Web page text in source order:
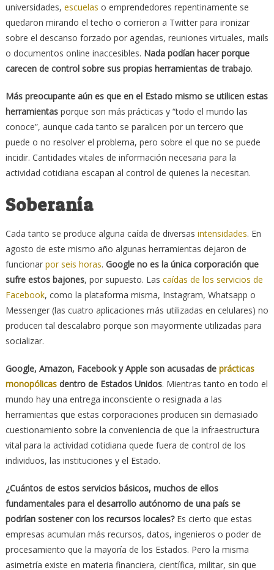
universidades, escuelas o emprendedores repentinamente se
quedaron mirando el techo o corrieron a Twitter para ironizar
sobre el descanso forzado por agendas, reuniones virtuales, mails
o documentos online inaccesibles. Nada podían hacer porque
carecen de control sobre sus propias herramientas de trabajo.
Más preocupante aún es que en el Estado mismo se utilicen estas
herramientasporque son más prácticas y “todo el mundo las
conoce”, aunque cada tanto se paralicen por un tercero que
puede o no resolver el problema, pero sobre el que no se puede
incidir. Cantidades vitales de información necesaria para la
actividad cotidiana escapan al control de quienes la necesitan.
Soberanía
Cada tanto se produce alguna caída de diversas intensidades. En
agosto de este mismo año algunas herramientas dejaron de
funcionar por seis horas. Google no es la única corporación que
sufre estos bajones, por supuesto. Las caídas de los servicios de
Facebook, como la plataforma misma, Instagram, Whatsapp o
Messenger (las cuatro aplicaciones más utilizadas en celulares) no
producen tal descalabro porque son mayormente utilizadas para
socializar.
Google, Amazon, Facebook y Apple son acusadas de prácticas
monopólicasdentro de Estados Unidos. Mientras tanto en todo el
mundo hay una entrega inconsciente o resignada a las
herramientas que estas corporaciones producen sin demasiado
cuestionamiento sobre la conveniencia de que la infraestructura
vital para la actividad cotidiana quede fuera de control de los
individuos, las instituciones y el Estado.
¿Cuántos de estos servicios básicos, muchos de ellos
fundamentales para el desarrollo autónomo de una país se
podrían sostener con los recursos locales?Es cierto que estas
empresas acumulan más recursos, datos, ingenieros o poder de
procesamiento que la mayoría de los Estados. Pero la misma
asimetría existe en materia financiera, científica, militar, sin que